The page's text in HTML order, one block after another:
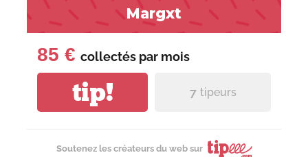
Margxt
85 € collectés par mois
tip! 7 tipeurs
Soutenez les créateurs du web sur